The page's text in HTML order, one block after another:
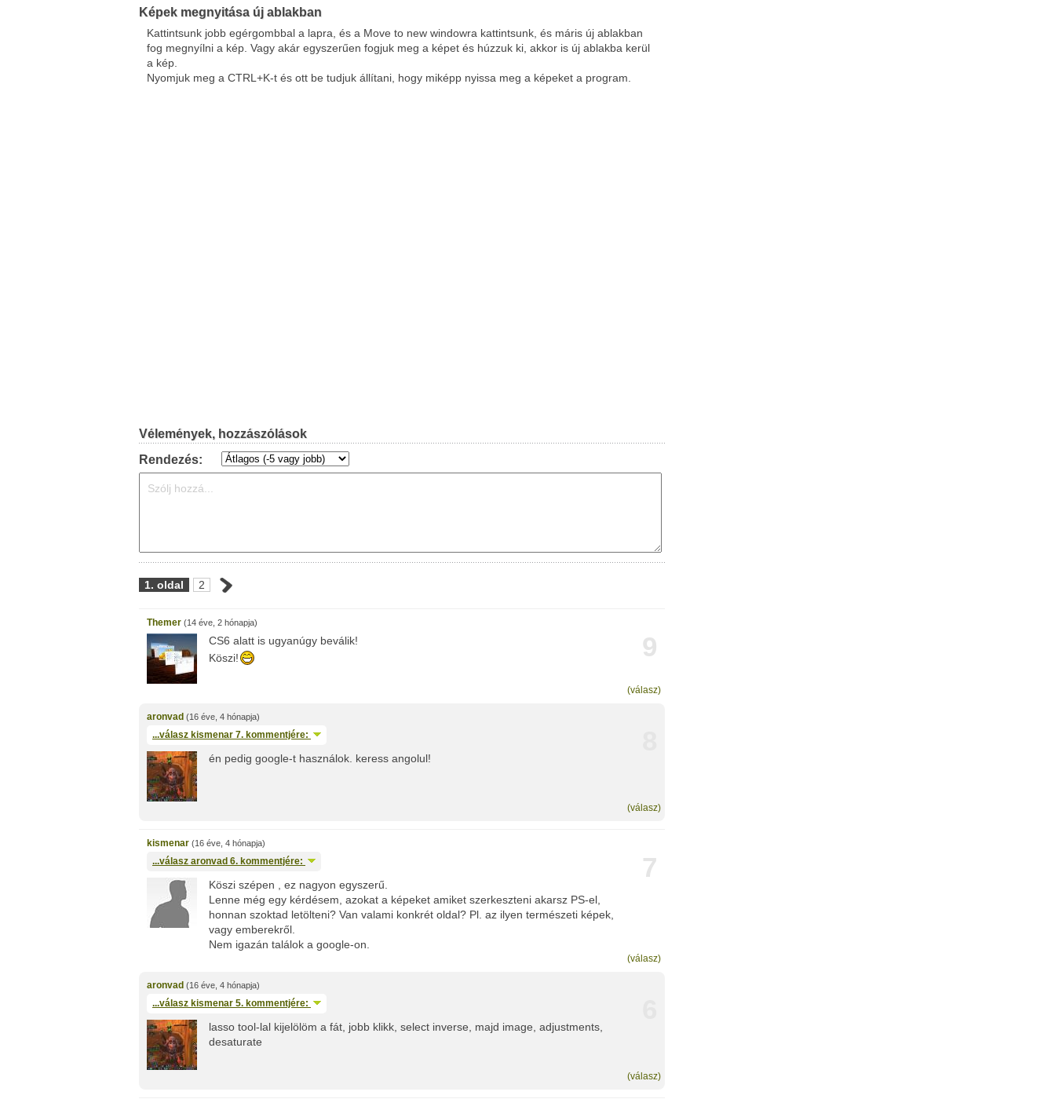
Képek megnyitása új ablakban
Kattintsunk jobb egérgombbal a lapra, és a Move to new windowra kattintsunk, és máris új ablakban
fog megnyílni a kép. Vagy akár egyszerűen fogjuk meg a képet és húzzuk ki, akkor is új ablakba kerül
a kép.
Nyomjuk meg a CTRL+K-t és ott be tudjuk állítani, hogy miképp nyissa meg a képeket a program.
Vélemények, hozzászólások
Rendezés:
1. oldal 2
Themer (14 éve, 2 hónapja)
9
CS6 alatt is ugyanúgy beválik!
Köszi!
(válasz)
aronvad (16 éve, 4 hónapja)
...válasz kismenar 7. kommentjére:
én pedig google-t használok. keress angolul!
(válasz)
kismenar (16 éve, 4 hónapja)
7
...válasz aronvad 6. kommentjére:
Köszi szépen , ez nagyon egyszerű.
Lenne még egy kérdésem, azokat a képeket amiket szerkeszteni akarsz PS-el,
honnan szoktad letölteni? Van valami konkrét oldal? Pl. az ilyen természeti képek,
vagy emberekről.
Nem igazán találok a google-on.
(válasz)
aronvad (16 éve, 4 hónapja)
...válasz kismenar 5. kommentjére:
lasso tool-lal kijelölöm a fát, jobb klikk, select inverse, majd image, adjustments,
desaturate
(válasz)